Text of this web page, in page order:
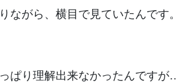
ながら、横目で見ていたんです。
ぱり理解出来なかったんです